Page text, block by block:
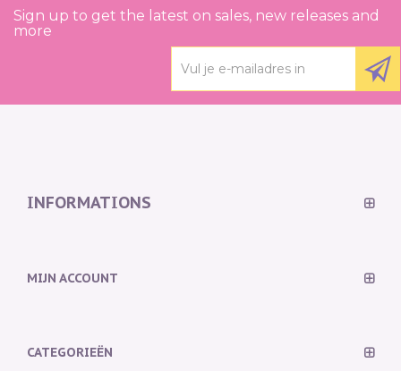
Sign up to get the latest on sales, new releases and
more
INFORMATIONS
MIJN ACCOUNT
CATEGORIEËN